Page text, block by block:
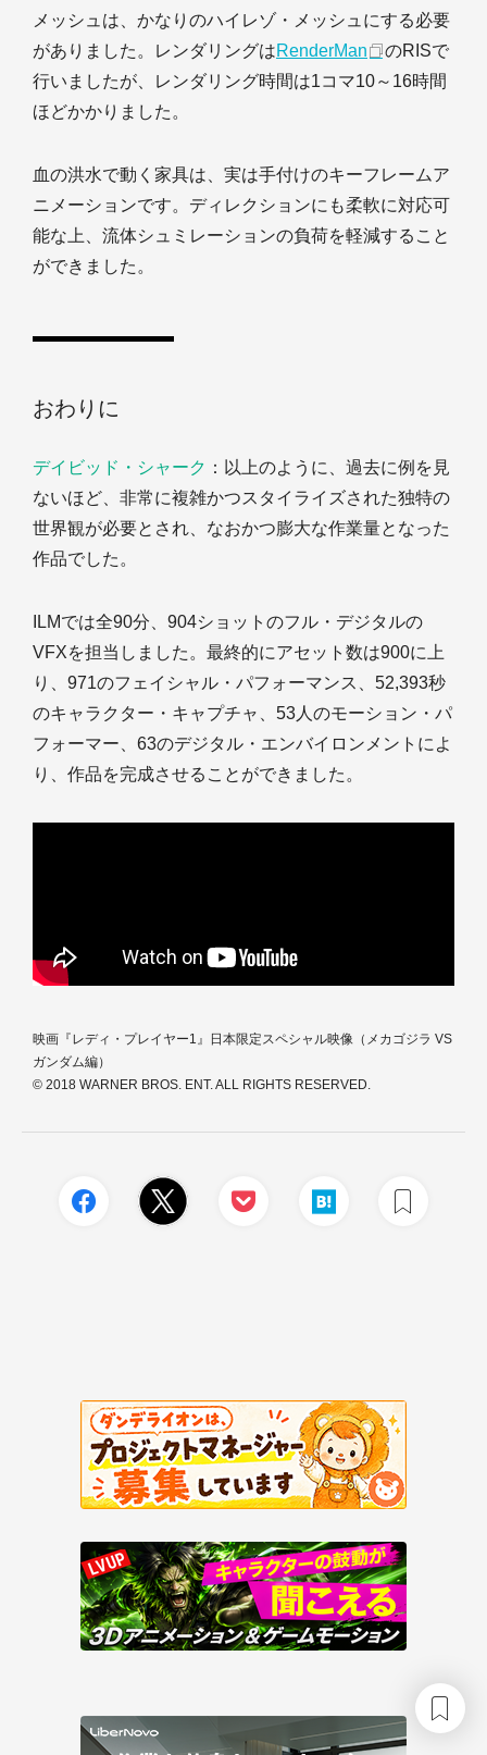
メッシュは、かなりのハイレゾ・メッシュにする必要
がありました。レンダリングはRenderMan
のRISで
行いましたが、レンダリング時間は1コマ10～16時間
ほどかかりました。
血の洪水で動く家具は、実は手付けのキーフレームア
ニメーションです。ディレクションにも柔軟に対応可
能な上、流体シュミレーションの負荷を軽減すること
ができました。
おわりに
デイビッド・シャーク ：以上のように、過去に例を見
ないほど、非常に複雑かつスタイライズされた独特の
世界観が必要とされ、なおかつ膨大な作業量となった
作品でした。
ILMでは全90分、904ショットのフル・デジタルの
VFXを担当しました。最終的にアセット数は900に上
り、971のフェイシャル・パフォーマンス、52,393秒
のキャラクター・キャプチャ、53人のモーション・パ
フォーマー、63のデジタル・エンバイロンメントによ
り、作品を完成させることができました。
映画『レディ・プレイヤー1』日本限定スペシャル映像（メカゴジラ VS
ガンダム編）
© 2018 WARNER BROS. ENT. ALL RIGHTS RESERVED.